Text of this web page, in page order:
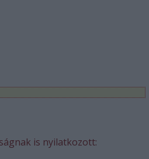
is nyilatkozott: